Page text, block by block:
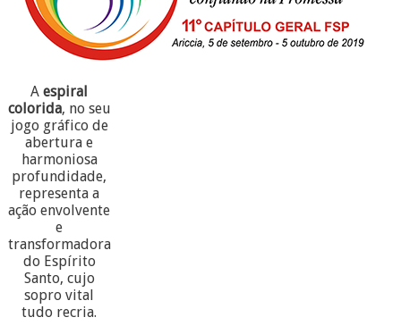
Aespiral
colorida, no seu
jogo gráfico de
abertura e
harmoniosa
profundidade,
representa a
ação envolvente
e
transformadora
do Espírito
Santo, cujo
sopro vital
tudo recria.